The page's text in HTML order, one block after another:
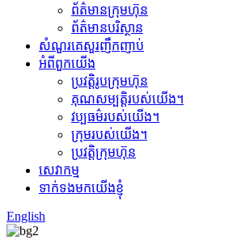
ព័ត៌មានក្រុមហ៊ុន
ព័ត៌មានបរិស្ថាន
សំណួរគេសួរញឹកញាប់
អំពីពួកយើង
ប្រវត្តិរូបក្រុមហ៊ុន
គុណសម្បត្តិរបស់យើង។
វប្បធម៌របស់យើង។
ក្រុមរបស់យើង។
ប្រវត្តិក្រុមហ៊ុន
សេវាកម្ម
ទាក់ទងមកយើងខ្ញុំ
English